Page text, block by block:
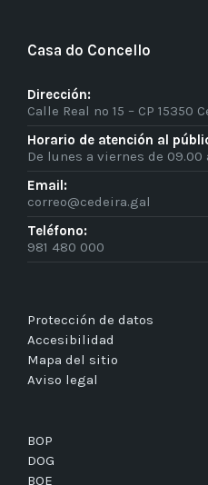
Casa do Concello
Dirección:
Calle Real nº 15 – CP 15350
Horario de atención al
De lunes a viernes de 09.00
Email:
correo@cedeira.gal
Teléfono:
981 480 000
Protección de datos
Accesibilidad
Mapa del sitio
Aviso legal
BOP
DOG
BOE